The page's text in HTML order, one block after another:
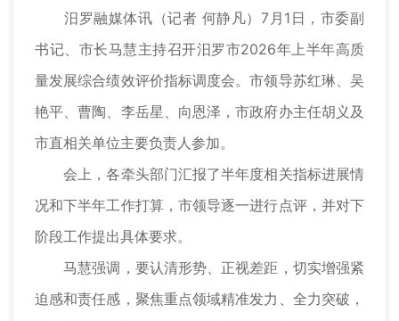
汨罗融媒体讯（记者 何静凡）7月1日，市委副
书记、市长马慧主持召开汨罗市2026年上半年高质
量发展综合绩效评价指标调度会。市领导苏红琳、吴
艳平、曹陶、李岳星、向恩泽，市政府办主任胡义及
市直相关单位主要负责人参加。
会上，各牵头部门汇报了半年度相关指标进展情
况和下半年工作打算，市领导逐一进行点评，并对下
阶段工作提出具体要求。
马慧强调，要认清形势、正视差距，切实增强紧
迫感和责任感，聚焦重点领域精准发力、全力突破，